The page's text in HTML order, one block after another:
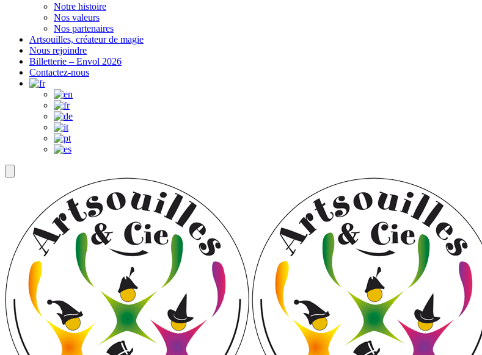
Notre histoire
Nos valeurs
Nos partenaires
Artsouilles, créateur de magie
Nous rejoindre
Billetterie – Envol 2026
Contactez-nous